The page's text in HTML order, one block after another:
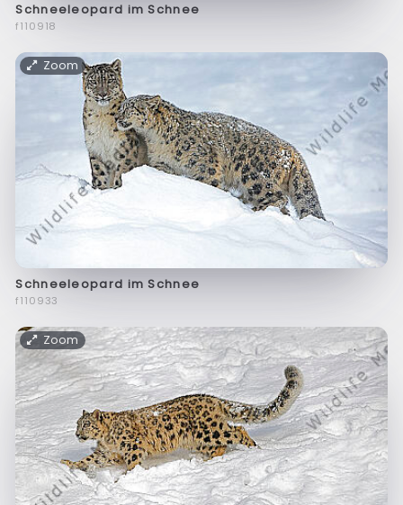
Schneeleopard im Schnee
f110918
Zoom
Schneeleopard im Schnee
f110933
Zoom